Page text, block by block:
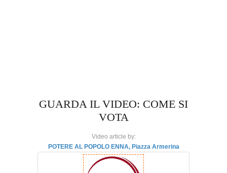
GUARDA IL VIDEO: COME SI
VOTA
Video article by:
POTERE AL POPOLO ENNA, Piazza Armerina